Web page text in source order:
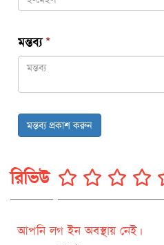
মন্তব্য*
মন্তব্য প্রকাশ করুন
রিভিউ
আপনি লগ ইন অবস্থায় নেই।